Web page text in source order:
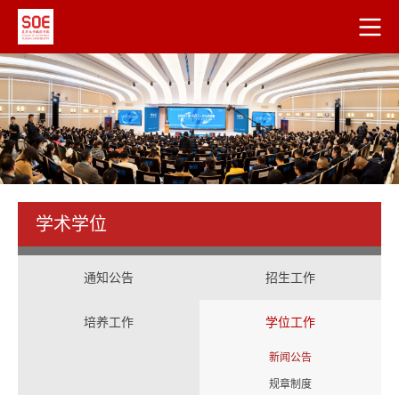
学术学位
通知公告 招生工作
培养工作 学位工作
新闻公告
规章制度